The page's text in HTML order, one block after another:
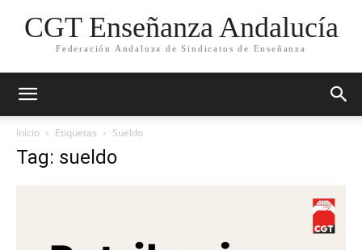
CGT Enseñanza Andalucía
Federación Andaluza de Sindicatos de Enseñanza
Inicio Etiquetas Sueldo
Tag: sueldo